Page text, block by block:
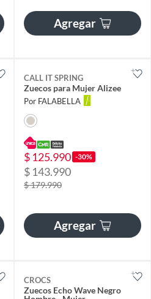
Agregar
CALL IT SPRING
Zuecos para Mujer Alizee
Por FALABELLA
$ 125.990 -30%
$ 143.990
$ 179.990
Agregar
CROCS
Zuecos Echo Wave Negro